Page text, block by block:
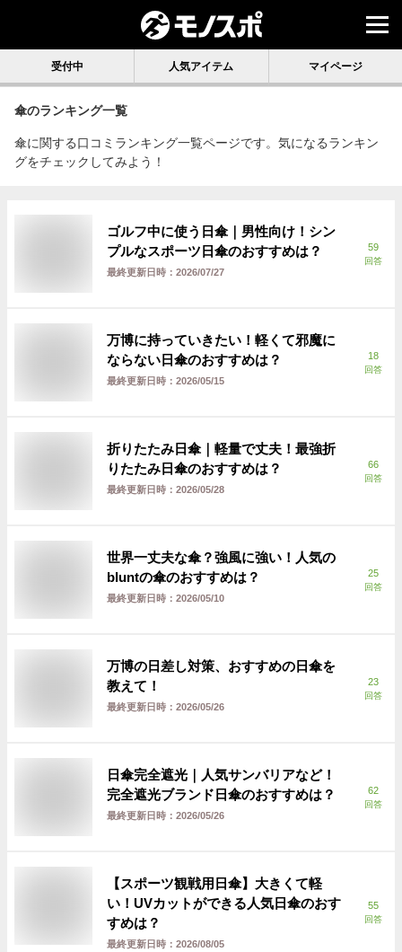
受付中 人気アイテム マイページ
傘のランキング一覧
傘に関する口コミランキング一覧ページです。気になるランキン
グをチェックしてみよう！
ゴルフ中に使う日傘｜男性向け！シン
プルなスポーツ日傘のおすすめは？
最終更新日時： 2026/07/27
59
回答
万博に持っていきたい！軽くて邪魔に
ならない日傘のおすすめは？
最終更新日時： 2026/05/15
18
回答
折りたたみ日傘｜軽量で丈夫！最強折
りたたみ日傘のおすすめは？
最終更新日時： 2026/05/28
66
回答
世界一丈夫な傘？強風に強い！人気の
bluntの傘のおすすめは？
最終更新日時： 2026/05/10
25
回答
万博の日差し対策、おすすめの日傘を
教えて！
最終更新日時： 2026/05/26
23
回答
日傘完全遮光｜人気サンバリアなど！
完全遮光ブランド日傘のおすすめは？
最終更新日時： 2026/05/26
62
回答
【スポーツ観戦用日傘】大きくて軽
い！UVカットができる人気日傘のおす
すめは？
最終更新日時： 2026/08/05
55
回答